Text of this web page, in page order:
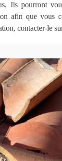
Ils pourront
afin que vous
contacter-le